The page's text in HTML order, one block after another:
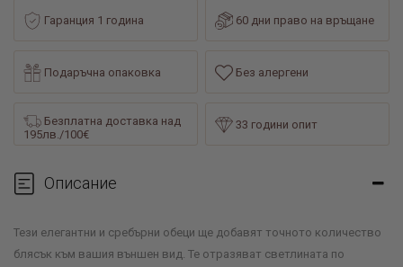
Гаранция 1 година 60 дни право на връщане
Подаръчна опаковка Без алергени
Безплатна доставка над
195лв./100€
33 години опит
Описание
Тези елегантни и сребърни обеци ще добавят точното количество
блясък към вашия външен вид. Те отразяват светлината по